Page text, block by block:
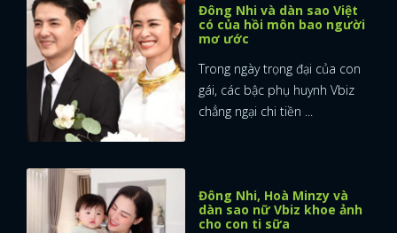
Đông Nhi và dàn sao Việt
có của hồi môn bao người
mơ ước
Trong ngày trọng đại của con
gái, các bậc phụ huynh Vbiz
chẳng ngại chi tiền ...
Đông Nhi, Hoà Minzy và
dàn sao nữ Vbiz khoe ảnh
cho con ti sữa